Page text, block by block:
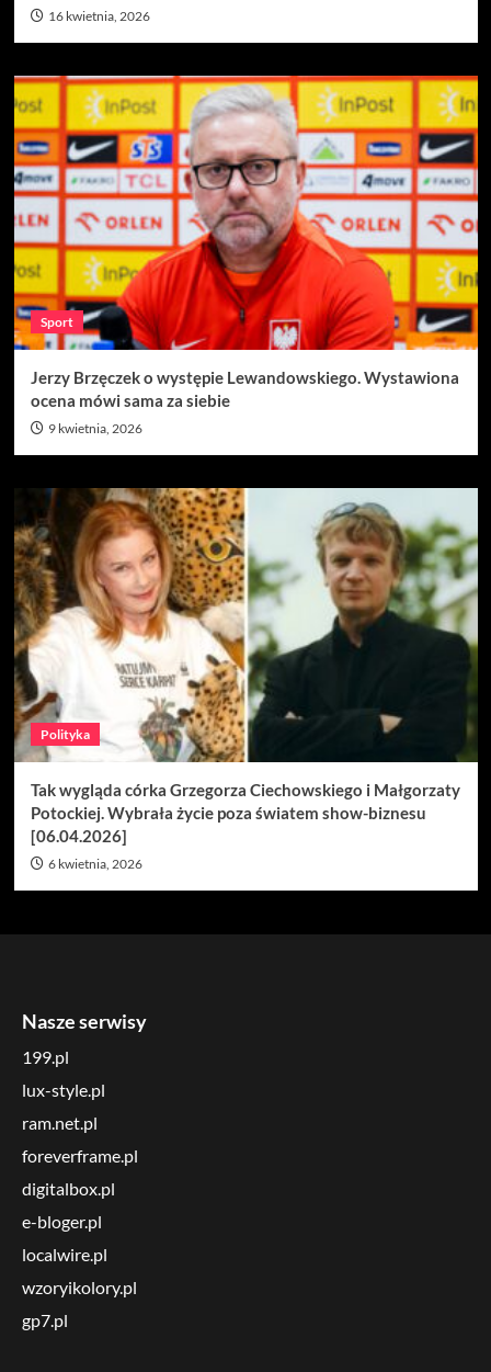
16 kwietnia, 2026
Sport
Jerzy Brzęczek o występie Lewandowskiego. Wystawiona
ocena mówi sama za siebie
9 kwietnia, 2026
Polityka
Tak wygląda córka Grzegorza Ciechowskiego i Małgorzaty
Potockiej. Wybrała życie poza światem show-biznesu
[06.04.2026]
6 kwietnia, 2026
Nasze serwisy
199.pl
lux-style.pl
ram.net.pl
foreverframe.pl
digitalbox.pl
e-bloger.pl
localwire.pl
wzoryikolory.pl
gp7.pl